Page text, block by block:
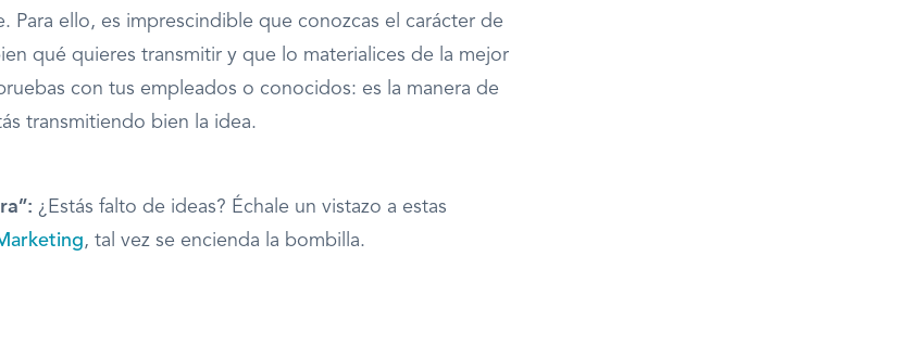
Para ello, es imprescindible que conozcas el carácter de
qué quieres transmitir y que lo materialices de la mejor
con tus empleados o conocidos: es la manera de
transmitiendo bien la idea.
¿Estás falto de ideas? Échale un vistazo a estas
, tal vez se encienda la bombilla.